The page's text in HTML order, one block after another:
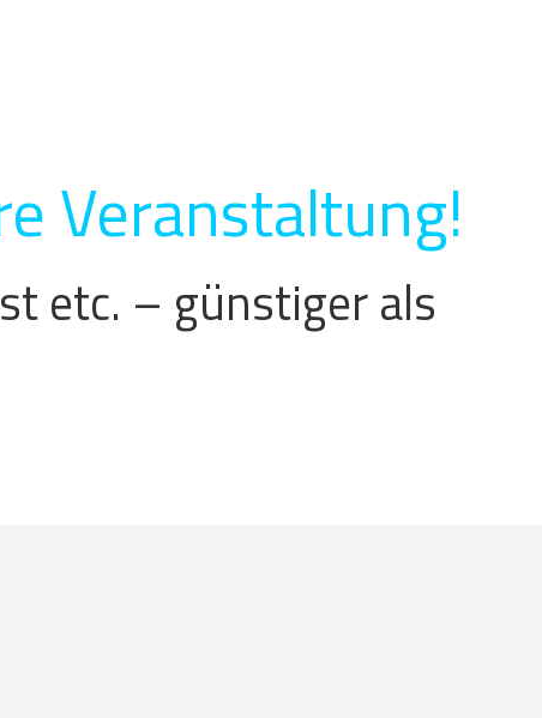
Veranstaltung!
etc. – günstiger als